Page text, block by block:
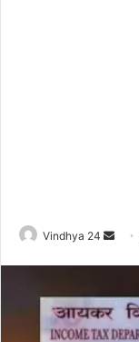
Vindhya 24
Send